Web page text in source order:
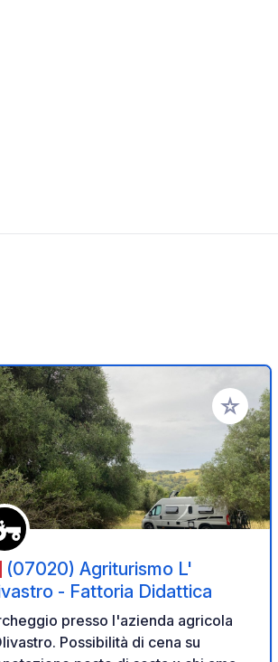
(07020) Agriturismo L'
- Fattoria Didattica
presso l'azienda agricola
Possibilità di cena su